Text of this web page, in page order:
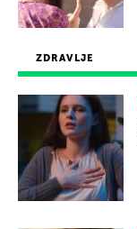
ZDRAVLJE